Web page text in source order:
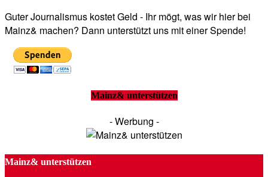
Guter Journalismus kostet Geld - Ihr mögt, was wir hier bei
Mainz& machen? Dann unterstützt uns mit einer Spende!
Mainz& unterstützen
- Werbung -
Mainz& unterstützen